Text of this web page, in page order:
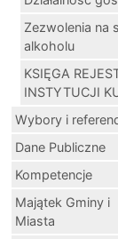
Zezwolenia na
alkoholu
KSIĘGA
INSTYTUCJI
Wybory i
Dane Publiczne
Kompetencje
Majątek Gminy i
Miasta